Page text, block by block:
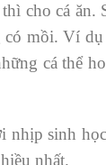
cho cá ăn.
mồi. Ví
cá thể
sinh
nhất.